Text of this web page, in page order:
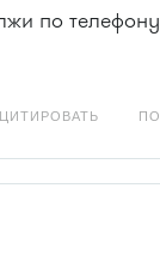
по
ЦИТИРОВАТЬ